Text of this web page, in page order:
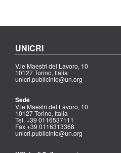
UNICRI
V.le Maestri del Lavoro, 10
10127 Torino, Italia
unicri.publicinfo@un.org
Sede
V.le Maestri del Lavoro, 10
10127 Torino, Italia
Tel. +39 0116537111
Fax +39 0116313368
unicri.publicinfo@un.org